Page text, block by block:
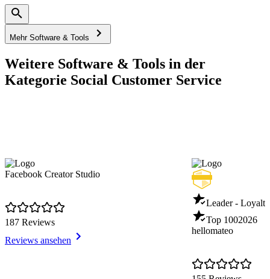
Mehr Software & Tools
Weitere Software & Tools in der
Kategorie Social Customer Service
Facebook Creator Studio
187 Reviews
Reviews ansehen
Leader -
Top 1002026
hellomateo